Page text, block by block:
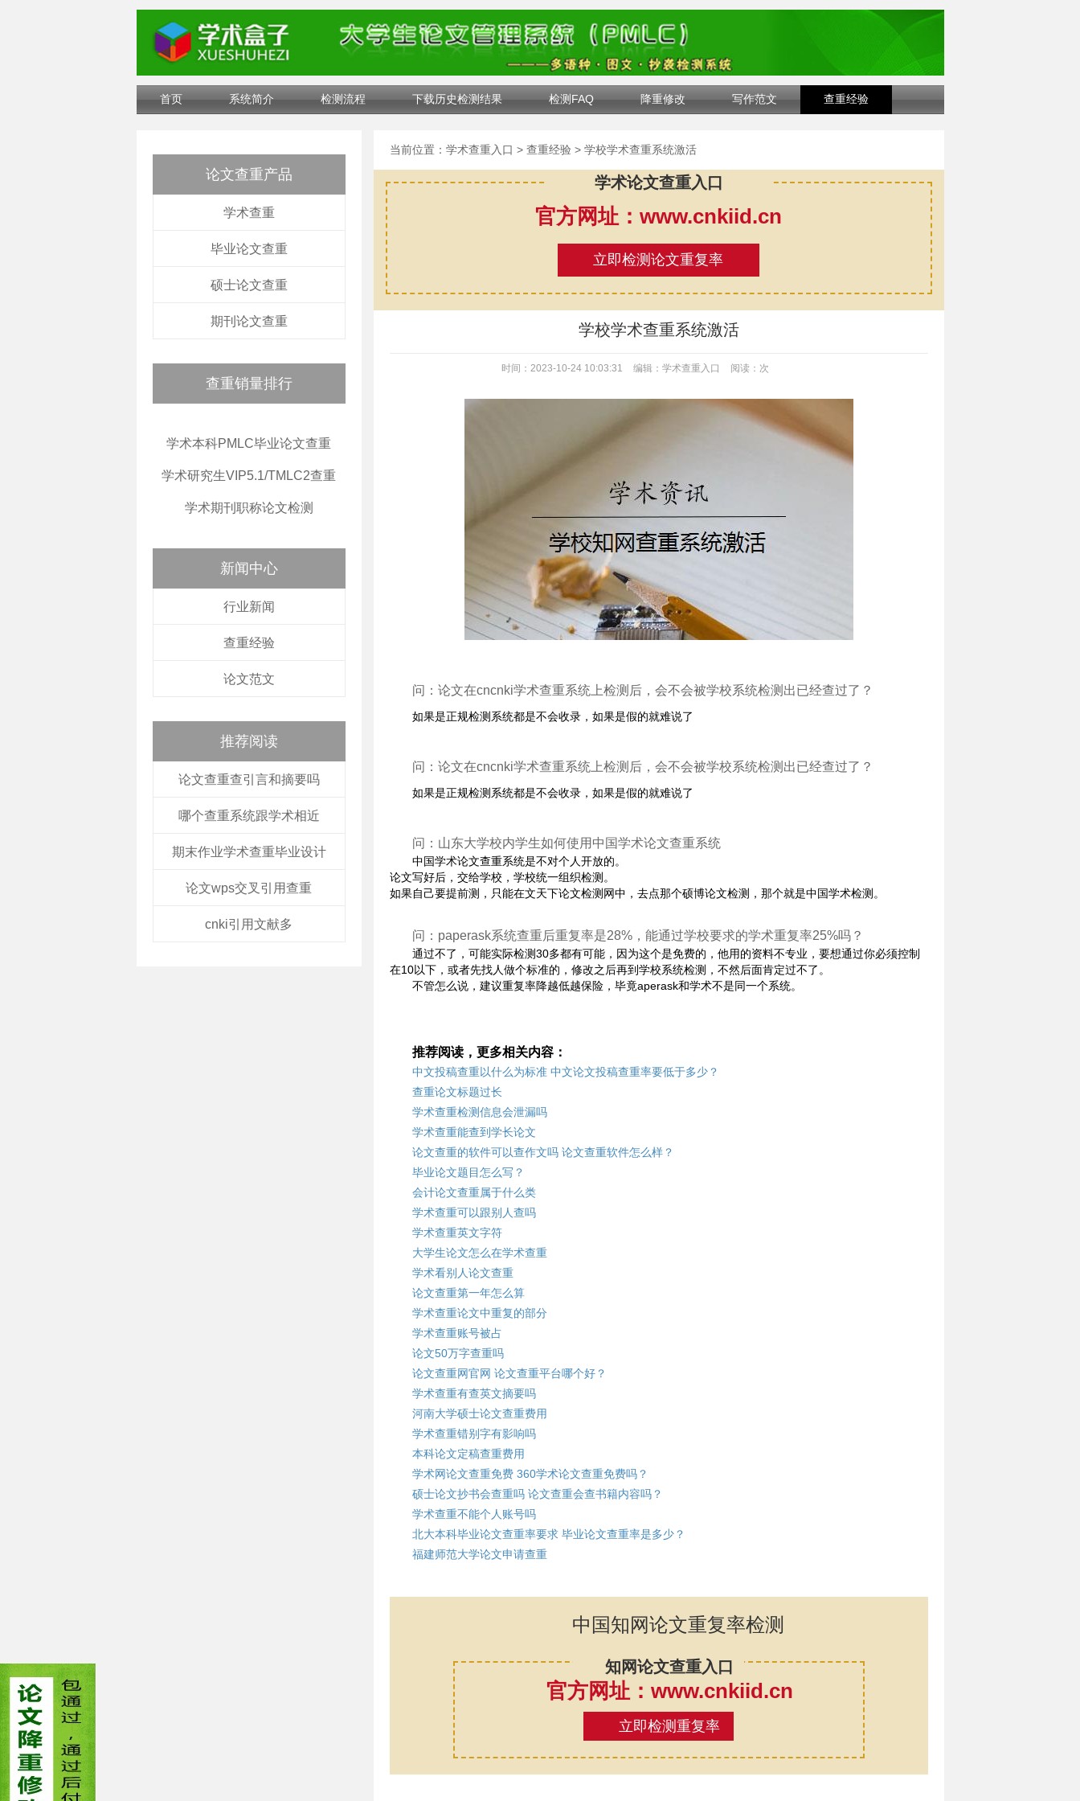
首页 系统简介 检测流程 下载历史检测结果 检测FAQ 降重修改 写作范文 查重经验
论文查重产品
学术查重
毕业论文查重
硕士论文查重
期刊论文查重
查重销量排行
学术本科PMLC毕业论文查重
学术研究生VIP5.1/TMLC2查重
学术期刊职称论文检测
新闻中心
行业新闻
查重经验
论文范文
推荐阅读
论文查重查引言和摘要吗
哪个查重系统跟学术相近
期末作业学术查重毕业设计
论文wps交叉引用查重
cnki引用文献多
当前位置： 学术查重入口 > 查重经验> 学校学术查重系统激活
学术论文查重入口
官方网址：www.cnkiid.cn
立即检测论文重复率
学校学术查重系统激活
时间：2023-10-24 10:03:31 编辑：学术查重入口 阅读： 次
问：论文在cncnki学术查重系统上检测后，会不会被学校系统检测出已经查过了？
如果是正规检测系统都是不会收录，如果是假的就难说了
问：论文在cncnki学术查重系统上检测后，会不会被学校系统检测出已经查过了？
如果是正规检测系统都是不会收录，如果是假的就难说了
问：山东大学校内学生如何使用中国学术论文查重系统
中国学术论文查重系统是不对个人开放的。
论文写好后，交给学校，学校统一组织检测。
如果自己要提前测，只能在文天下论文检测网中，去点那个硕博论文检测，那个就是中国学术检测。
问：paperask系统查重后重复率是28%，能通过学校要求的学术重复率25%吗？
通过不了，可能实际检测30多都有可能，因为这个是免费的，他用的资料不专业，要想通过你必须控制
在10以下，或者先找人做个标准的，修改之后再到学校系统检测，不然后面肯定过不了。
不管怎么说，建议重复率降越低越保险，毕竟aperask和学术不是同一个系统。
推荐阅读，更多相关内容：
中文投稿查重以什么为标准 中文论文投稿查重率要低于多少？
查重论文标题过长
学术查重检测信息会泄漏吗
学术查重能查到学长论文
论文查重的软件可以查作文吗 论文查重软件怎么样？
毕业论文题目怎么写？
会计论文查重属于什么类
学术查重可以跟别人查吗
学术查重英文字符
大学生论文怎么在学术查重
学术看别人论文查重
论文查重第一年怎么算
学术查重论文中重复的部分
学术查重账号被占
论文50万字查重吗
论文查重网官网 论文查重平台哪个好？
学术查重有查英文摘要吗
河南大学硕士论文查重费用
学术查重错别字有影响吗
本科论文定稿查重费用
学术网论文查重免费 360学术论文查重免费吗？
硕士论文抄书会查重吗 论文查重会查书籍内容吗？
学术查重不能个人账号吗
北大本科毕业论文查重率要求 毕业论文查重率是多少？
福建师范大学论文申请查重
中国知网论文重复率检测
知网论文查重入口
官方网址：www.cnkiid.cn
立即检测重复率